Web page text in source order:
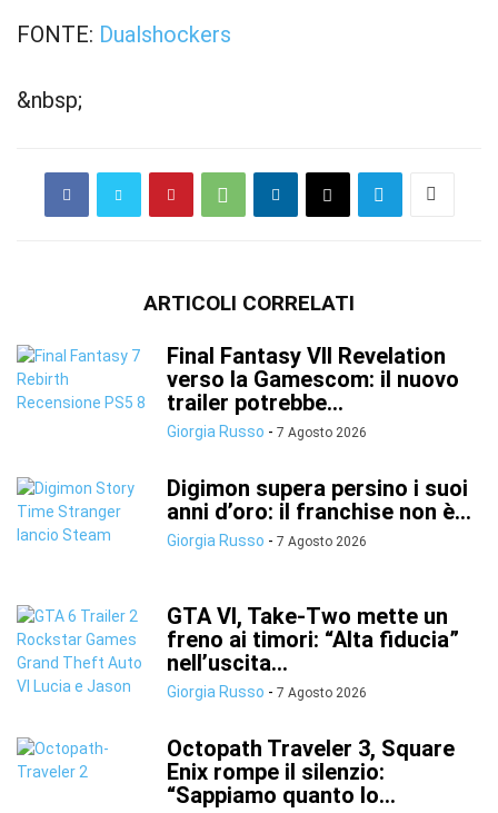
FONTE: Dualshockers
&nbsp;
ARTICOLI CORRELATI
Final Fantasy VII Revelation
verso la Gamescom: il nuovo
trailer potrebbe...
Giorgia Russo - 7 Agosto 2026
Digimon supera persino i suoi
anni d’oro: il franchise non è...
Giorgia Russo - 7 Agosto 2026
GTA VI, Take-Two mette un
freno ai timori: “Alta fiducia”
nell’uscita...
Giorgia Russo - 7 Agosto 2026
Octopath Traveler 3, Square
Enix rompe il silenzio:
“Sappiamo quanto lo...